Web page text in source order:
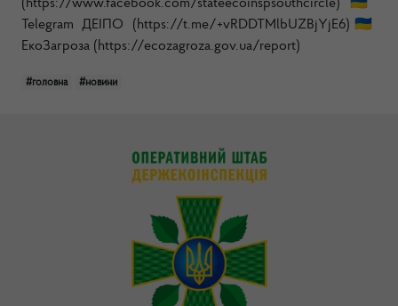
(https://www.facebook.com/stateecoinspsouthcircle)🇺🇦
Telegram ДЕІПО (https://t.me/+vRDDTMlbUZBjYjE6)🇺🇦
ЕкоЗагроза (https://ecozagroza.gov.ua/report)
#головна #новини